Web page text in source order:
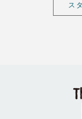
ス